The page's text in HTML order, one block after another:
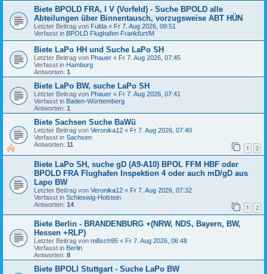
Biete BPOLD FRA, I V (Vorfeld) - Suche BPOLD alle
Abteilungen über Binnentausch, vorzugsweise ABT HÜN
Letzter Beitrag von Fulda « Fr 7. Aug 2026, 09:51
Verfasst in BPOLD Flughafen Frankfurt/M
Biete LaPo HH und Suche LaPo SH
Letzter Beitrag von Phauer « Fr 7. Aug 2026, 07:45
Verfasst in Hamburg
Antworten: 1
Biete LaPo BW, suche LaPo SH
Letzter Beitrag von Phauer « Fr 7. Aug 2026, 07:41
Verfasst in Baden-Württemberg
Antworten: 1
Biete Sachsen Suche BaWü
Letzter Beitrag von Veronika12 « Fr 7. Aug 2026, 07:40
Verfasst in Sachsen
Antworten: 11 1 2
Biete LaPo SH, suche gD (A9-A10) BPOL FFM HBF oder
BPOLD FRA Flughafen Inspektion 4 oder auch mD/gD aus
Lapo BW
Letzter Beitrag von Veronika12 « Fr 7. Aug 2026, 07:32
Verfasst in Schleswig-Holstein
Antworten: 14 1 2
Biete Berlin - BRANDENBURG +(NRW, NDS, Bayern, BW,
Hessen +RLP)
Letzter Beitrag von mifisch95 « Fr 7. Aug 2026, 06:48
Verfasst in Berlin
Antworten: 8
Biete BPOLI Stuttgart - Suche LaPo BW